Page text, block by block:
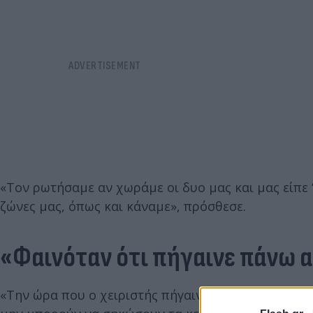
«Τον ρωτήσαμε αν χωράμε οι δυο μας και μας είπε
ζώνες μας, όπως και κάναμε», πρόσθεσε.
«Φαινόταν ότι πήγαινε πάνω
«Την ώρα που ο χειριστής πήγαινε στο